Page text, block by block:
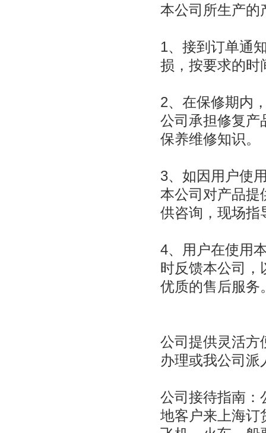
本公司所生产的
1、接到订单通
损，按要求的时
2、在保修期内
公司承担修复产
保养维修知识。
3、如因用户使
本公司对产品提
供咨询，现场指
4、用户在使用
时反馈本公司，
优质的售后服务
公司提供灵活方
办理或我公司派
公司接待指南：
地客户来上海订